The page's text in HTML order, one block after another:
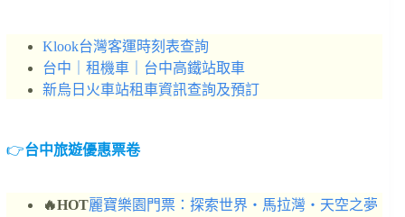
Klook台灣客運時刻表查詢
台中｜租機車｜台中高鐵站取車
新烏日火車站租車資訊查詢及預訂
👉台中旅遊優惠票卷
🔥HOT麗寶樂園門票：探索世界・馬拉灣・天空之夢